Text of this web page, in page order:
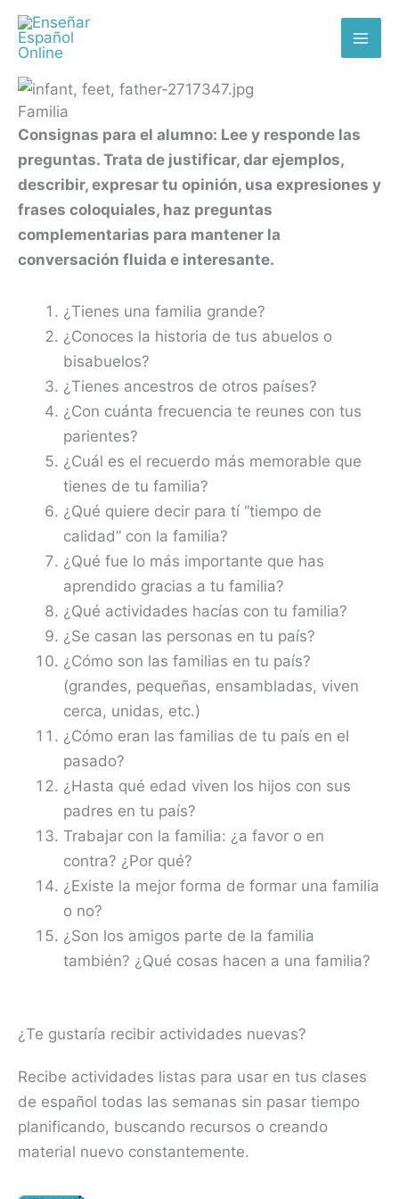
Skip
content
Familia
Consignas para el alumno: Lee y responde las
preguntas. Trata de justificar, dar ejemplos,
describir, expresar tu opinión, usa expresiones y
frases coloquiales, haz preguntas
complementarias para mantener la
conversación fluida e interesante.
¿Tienes una familia grande?
¿Conoces la historia de tus abuelos o
bisabuelos?
¿Tienes ancestros de otros países?
¿Con cuánta frecuencia te reunes con tus
parientes?
¿Cuál es el recuerdo más memorable que
tienes de tu familia?
¿Qué quiere decir para tí “tiempo de
calidad” con la familia?
¿Qué fue lo más importante que has
aprendido gracias a tu familia?
¿Qué actividades hacías con tu familia?
¿Se casan las personas en tu país?
¿Cómo son las familias en tu país?
(grandes, pequeñas, ensambladas, viven
cerca, unidas, etc.)
¿Cómo eran las familias de tu país en el
pasado?
¿Hasta qué edad viven los hijos con sus
padres en tu país?
Trabajar con la familia: ¿a favor o en
contra? ¿Por qué?
¿Existe la mejor forma de formar una familia
o no?
¿Son los amigos parte de la familia
también? ¿Qué cosas hacen a una familia?
¿Te gustaría recibir actividades nuevas?
Recibe actividades listas para usar en tus clases
de español todas las semanas sin pasar tiempo
planificando, buscando recursos o creando
material nuevo constantemente.